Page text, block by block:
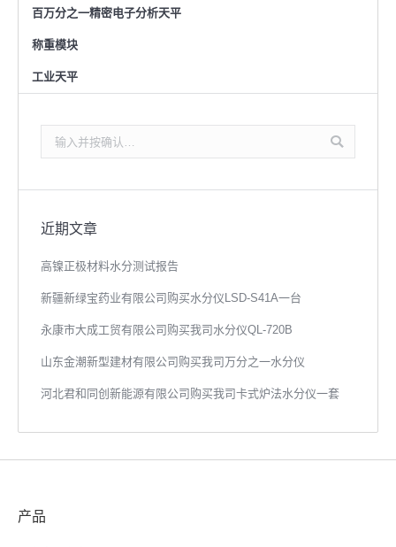
百万分之一精密电子分析天平
称重模块
工业天平
索：
近期文章
高镍正极材料水分测试报告
新疆新绿宝药业有限公司购买水分仪LSD-S41A一台
永康市大成工贸有限公司购买我司水分仪QL-720B
山东金潮新型建材有限公司购买我司万分之一水分仪
河北君和同创新能源有限公司购买我司卡式炉法水分仪一套
产品